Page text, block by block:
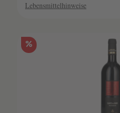
Lebensmittelhinweise
%